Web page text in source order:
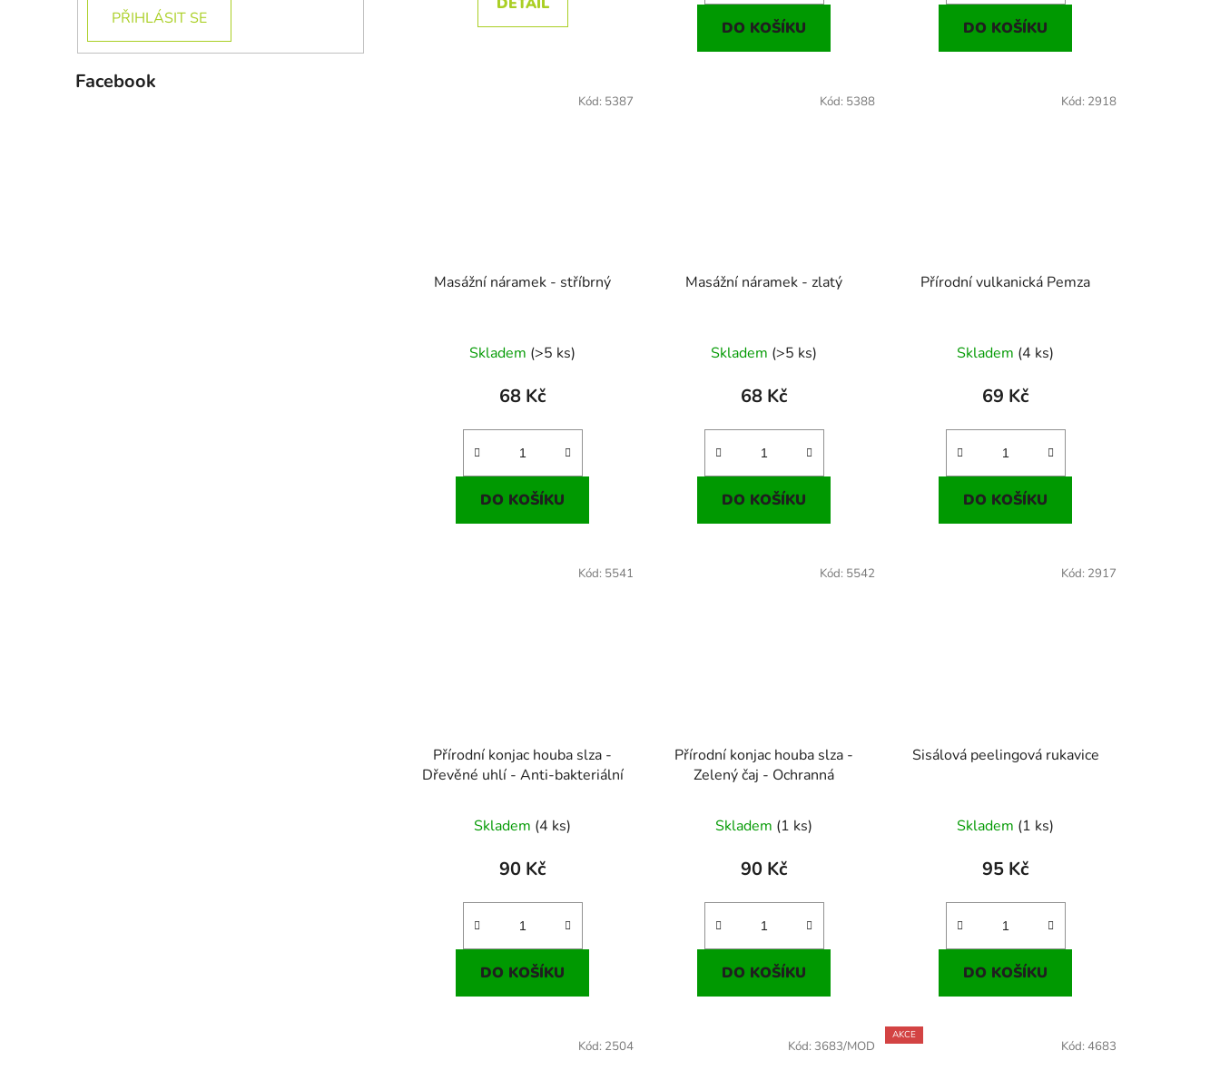
PŘIHLÁSIT SE
Facebook
DO KOŠÍKU DO KOŠÍKU
Masážní náramek - stříbrný
Skladem (>5 ks)
68 Kč
DO KOŠÍKU
Kód: 5387
Masážní náramek - zlatý
Skladem (>5 ks)
68 Kč
DO KOŠÍKU
Kód: 5388
Přírodní vulkanická Pemza
Skladem (4 ks)
69 Kč
DO KOŠÍKU
Kód: 2918
Přírodní konjac houba slza -
Dřevěné uhlí - Anti-bakteriální
Skladem (4 ks)
90 Kč
DO KOŠÍKU
Kód: 5541
Přírodní konjac houba slza -
Zelený čaj - Ochranná
Skladem (1 ks)
90 Kč
DO KOŠÍKU
Kód: 5542
Sisálová peelingová rukavice
Skladem (1 ks)
95 Kč
DO KOŠÍKU
Kód: 2917
Kód: 2504 Kód: 3683/MOD
AKCE
Kód: 4683